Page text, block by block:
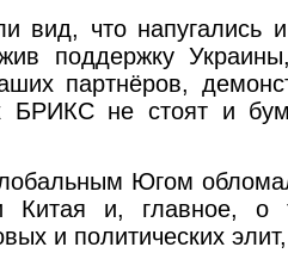
вид, что напугались
поддержку
партнёров,
БРИКС не стоят и
Югом
Китая и, главное, о
и политических